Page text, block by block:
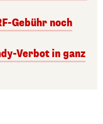
Gebühr noch
Verbot in ganz